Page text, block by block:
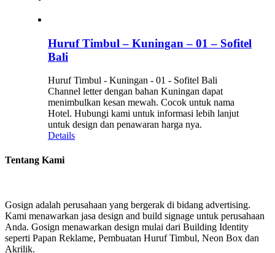
Huruf Timbul – Kuningan – 01 – Sofitel
Bali
Huruf Timbul - Kuningan - 01 - Sofitel Bali
Channel letter dengan bahan Kuningan dapat
menimbulkan kesan mewah. Cocok untuk nama
Hotel. Hubungi kami untuk informasi lebih lanjut
untuk design dan penawaran harga nya.
Details
Tentang Kami
Gosign adalah perusahaan yang bergerak di bidang advertising.
Kami menawarkan jasa design and build signage untuk perusahaan
Anda. Gosign menawarkan design mulai dari Building Identity
seperti Papan Reklame, Pembuatan Huruf Timbul, Neon Box dan
Akrilik.